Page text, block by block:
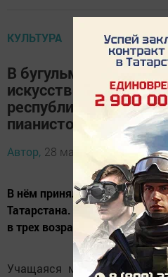
КУЛЬТУРА
В бугульминской
искусств впервые
республиканский
пианистов
Автор, 28 марта 2013 - 03:53
В нём приняли участие 80
Татарстана. Ребята
в трех возрастных группах:
Учащаяся местной школы